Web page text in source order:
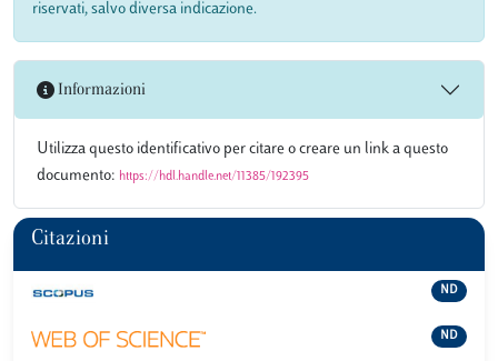
riservati, salvo diversa indicazione.
Informazioni
Utilizza questo identificativo per citare o creare un link a questo
documento: https://hdl.handle.net/11385/192395
Citazioni
ND
ND